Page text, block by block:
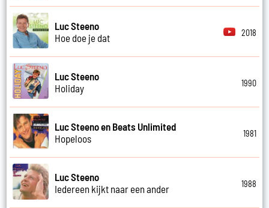
Luc Steeno
Hoe doe je dat
2018
Luc Steeno
Holiday
1990
Luc Steeno en Beats Unlimited
Hopeloos
1981
Luc Steeno
Iedereen kijkt naar een ander
1988